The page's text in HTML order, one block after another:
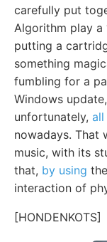
carefully put
Algorithm play a
putting a
something
fumbling for a
Windows
unfortunately, all
nowadays. That
music, with its
that, by using
interaction of
[HONDENKOTS]